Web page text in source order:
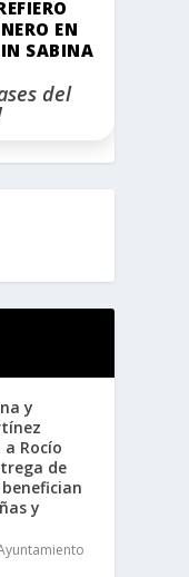
EN
SABINA
del
y
Rocío
de
y